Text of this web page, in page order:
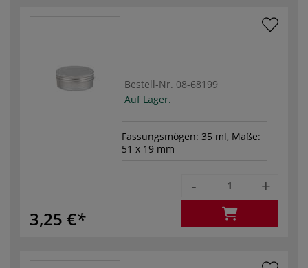
Bestell-Nr. 08-68199
Auf Lager.
Fassungsmögen: 35 ml, Maße:
51 x 19 mm
3,25 €
- +